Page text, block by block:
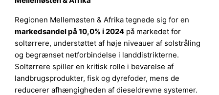
Regionen Mellemøsten & Afrika tegnede sig for en
markedsandel på 10,0% i 2024 på markedet for
soltørrere, understøttet af høje niveauer af solstråling
og begrænset netforbindelse i landdistrikterne.
Soltørrere spiller en kritisk rolle i bevarelse af
landbrugsprodukter, fisk og dyrefoder, mens de
reducerer afhængigheden af dieseldrevne systemer.